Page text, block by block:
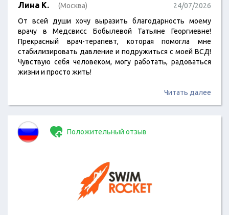
Лина К. (Москва)
24/07/2026
От всей души хочу выразить благодарность моему
врачу в Медсвисс Бобылевой Татьяне Георгиевне!
Прекрасный врач-терапевт, которая помогла мне
стабилизировать давление и подружиться с моей ВСД!
Чувствую себя человеком, могу работать, радоваться
жизни и просто жить!
Читать далее
Положительный отзыв